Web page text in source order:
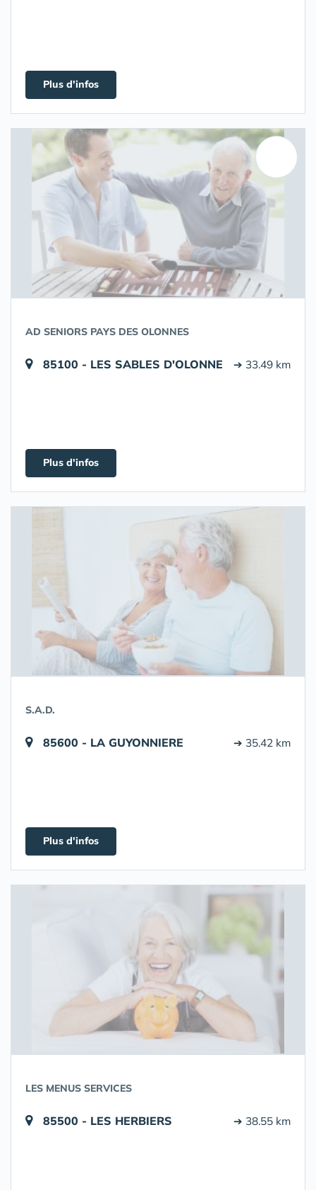
Plus d'infos
AD SENIORS PAYS DES OLONNES
85100 - LES SABLES D'OLONNE ➔ 33.49 km
Plus d'infos
S.A.D.
85600 - LA GUYONNIERE ➔ 35.42 km
Plus d'infos
LES MENUS SERVICES
85500 - LES HERBIERS ➔ 38.55 km